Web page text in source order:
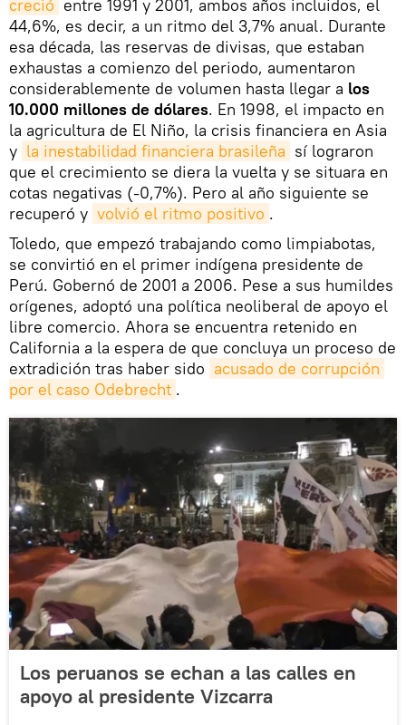
creció entre 1991 y 2001, ambos años incluidos, el
44,6%, es decir, a un ritmo del 3,7% anual. Durante
esa década, las reservas de divisas, que estaban
exhaustas a comienzo del periodo, aumentaron
considerablemente de volumen hasta llegar a los
10.000 millones de dólares. En 1998, el impacto en
la agricultura de El Niño, la crisis financiera en Asia
y la inestabilidad financiera brasileña sí lograron
que el crecimiento se diera la vuelta y se situara en
cotas negativas (-0,7%). Pero al año siguiente se
recuperó y volvió el ritmo positivo .
Toledo, que empezó trabajando como limpiabotas,
se convirtió en el primer indígena presidente de
Perú. Gobernó de 2001 a 2006. Pese a sus humildes
orígenes, adoptó una política neoliberal de apoyo el
libre comercio. Ahora se encuentra retenido en
California a la espera de que concluya un proceso de
extradición tras haber sido acusado de corrupción
por el caso Odebrecht .
Los peruanos se echan a las calles en
apoyo al presidente Vizcarra